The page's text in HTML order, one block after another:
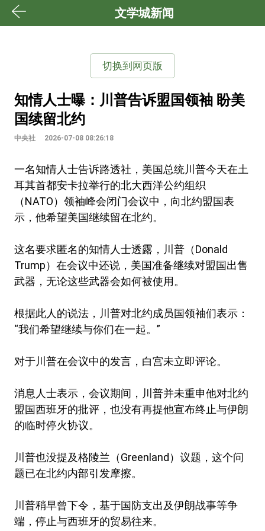
文学城新闻
切换到网页版
知情人士曝：川普告诉盟国领袖 盼美
国续留北约
中央社 2026-07-08 08:26:18
一名知情人士告诉路透社，美国总统川普今天在土
耳其首都安卡拉举行的北大西洋公约组织
（NATO）领袖峰会闭门会议中，向北约盟国表
示，他希望美国继续留在北约。
这名要求匿名的知情人士透露，川普（Donald
Trump）在会议中还说，美国准备继续对盟国出售
武器，无论这些武器会如何被使用。
根据此人的说法，川普对北约成员国领袖们表示：
“我们希望继续与你们在一起。”
对于川普在会议中的发言，白宫未立即评论。
消息人士表示，会议期间，川普并未重申他对北约
盟国西班牙的批评，也没有再提他宣布终止与伊朗
的临时停火协议。
川普也没提及格陵兰（Greenland）议题，这个问
题已在北约内部引发摩擦。
川普稍早曾下令，基于国防支出及伊朗战事等争
端，停止与西班牙的贸易往来。